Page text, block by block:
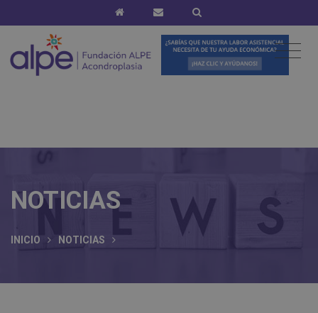
NOTICIAS
INICIO NOTICIAS